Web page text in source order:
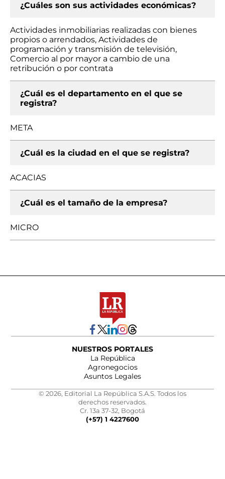
¿Cuáles son sus actividades económicas?
Actividades inmobiliarias realizadas con bienes
propios o arrendados, Actividades de
programación y transmisión de televisión,
Comercio al por mayor a cambio de una
retribución o por contrata
¿Cuál es el departamento en el que se
registra?
META
¿Cuál es la ciudad en el que se registra?
ACACIAS
¿Cuál es el tamaño de la empresa?
MICRO
NUESTROS PORTALES
La República
Agronegocios
Asuntos Legales
© 2026, Editorial La República S.A.S. Todos los
derechos reservados.
Cr. 13a 37-32, Bogotá
(+57) 1 4227600